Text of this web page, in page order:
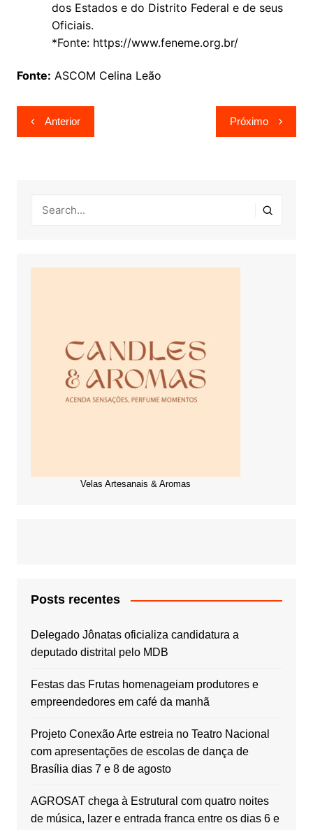
dos Estados e do Distrito Federal e de seus
Oficiais.
*Fonte: https://www.feneme.org.br/
Fonte: ASCOM Celina Leão
Navegação
de
Anterior Próximo
Velas Artesanais & Aromas
Posts recentes
Delegado Jônatas oficializa candidatura a
deputado distrital pelo MDB
Festas das Frutas homenageiam produtores e
empreendedores em café da manhã
Projeto Conexão Arte estreia no Teatro Nacional
com apresentações de escolas de dança de
Brasília dias 7 e 8 de agosto
AGROSAT chega à Estrutural com quatro noites
de música, lazer e entrada franca entre os dias 6 e